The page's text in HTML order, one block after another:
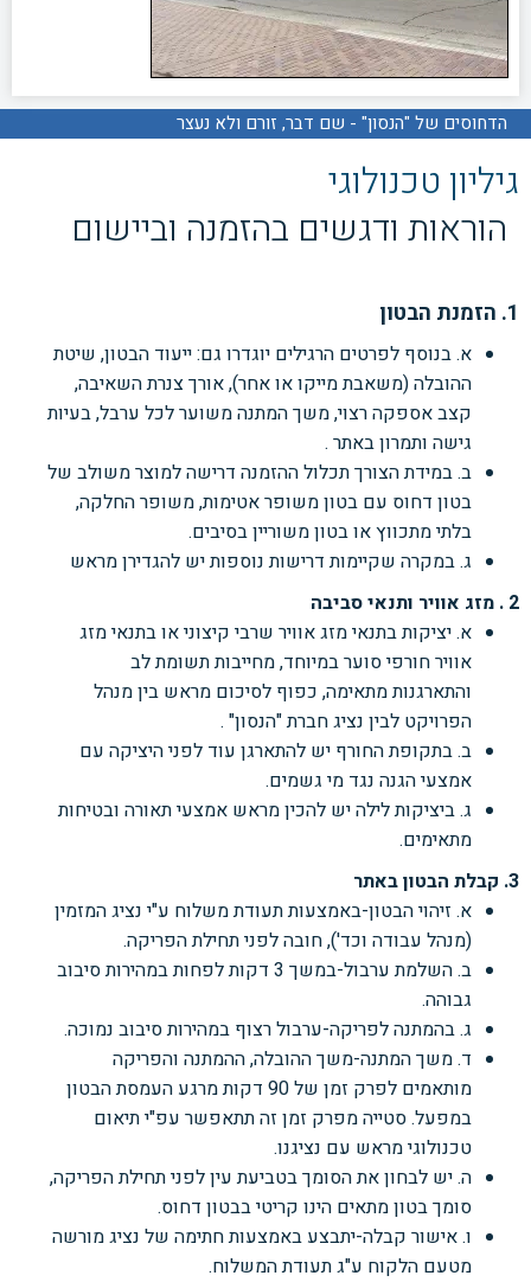
הדחוסים של "הנסון" - שם דבר, זורם ולא נעצר
גיליון טכנולוגי
הוראות ודגשים בהזמנה וביישום
1. הזמנת הבטון
א. בנוסף לפרטים הרגילים יוגדרו גם: ייעוד הבטון, שיטת
ההובלה (משאבת מייקו או אחר), אורךצנרת השאיבה,
קצב אספקה רצוי, משך המתנה משוער לכל ערבל, בעיות
גישה ותמרון באתר .
ב. במידת הצורך תכלול ההזמנה דרישה למוצר משולב של
בטון דחוס עם בטון משופר אטימות,משופר החלקה,
בלתי מתכווץ או בטון משוריין בסיבים.
ג. במקרה שקיימות דרישות נוספות יש להגדירן מראש
2 . מזג אוויר ותנאי סביבה
א. יציקות בתנאי מזג אוויר שרבי קיצוני או בתנאי מזג
אוויר חורפי סוער במיוחד, מחייבות תשומתלב
והתארגנות מתאימה, כפוף לסיכום מראש בין מנהל
הפרויקט לבין נציג חברת "הנסון" .
ב. בתקופת החורף יש להתארגן עוד לפני היציקה עם
אמצעי הגנה נגד מי גשמים.
ג. ביציקות לילה יש להכין מראש אמצעי תאורה ובטיחות
מתאימים.
3. קבלת הבטון באתר
א. זיהוי הבטון-באמצעות תעודת משלוח ע"י נציג המזמין
(מנהל עבודה וכד'), חובה לפני תחילת הפריקה.
ב. השלמת ערבול-במשך 3
דקות לפחות במהירות סיבוב
גבוהה.
ג. בהמתנה לפריקה-ערבול רצוף במהירות סיבוב נמוכה.
ד. משך המתנה-משך ההובלה, ההמתנה והפריקה
מותאמים לפרק זמן של 90 דקות מרגע העמסת הבטון
במפעל. סטייה מפרק זמן זה תתאפשר עפ"י תיאום
טכנולוגי מראש עם נציגנו.
ה. יש לבחון את הסומך בטביעת עין לפני תחילת הפריקה,
סומך בטון מתאים הינו קריטי בבטון דחוס.
ו. אישור קבלה-יתבצע באמצעות חתימה של נציג מורשה
מטעם הלקוח ע"ג תעודת המשלוח.